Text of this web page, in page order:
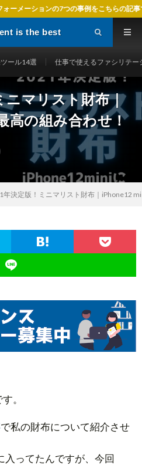
例をこちらの記事で紹介しています
is the best
ール14選 仕事で使えるファシリテー
ニマリスト財布｜
高の組み合わせ！
年決定版！ミニマリスト財布｜iPhone12
。
で私の財布について紹介させ
入ってたんですが、今回